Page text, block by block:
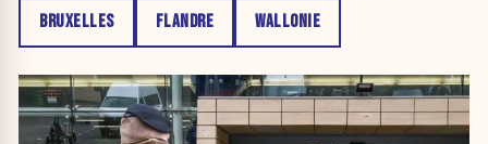
BRUXELLES FLANDRE WALLONIE